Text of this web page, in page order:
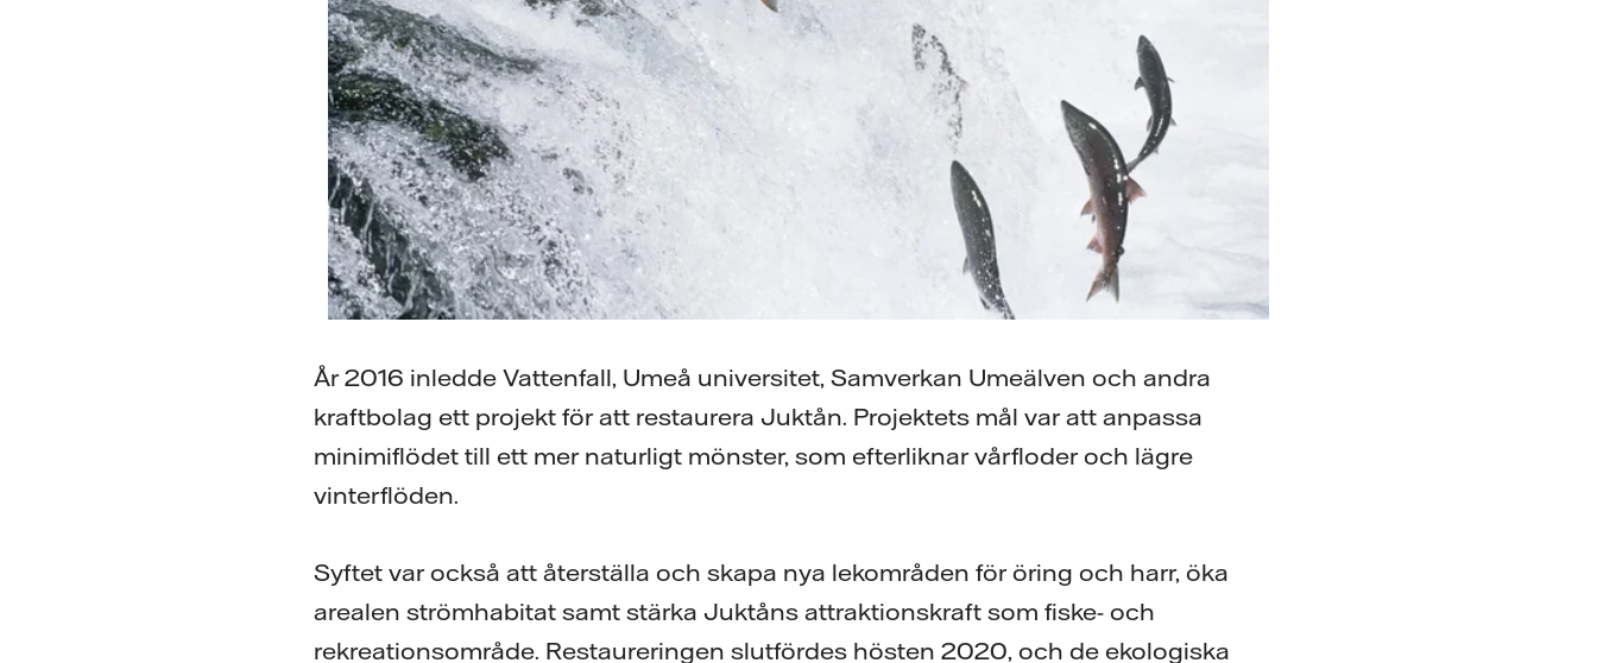
År 2016 inledde Vattenfall, Umeå universitet, Samverkan Umeälven och andra
kraftbolag ett projekt för att restaurera Juktån. Projektets mål var att anpassa
minimiflödet till ett mer naturligt mönster, som efterliknar vårfloder och lägre
vinterflöden.
Syftet var också att återställa och skapa nya lekområden för öring och harr, öka
arealen strömhabitat samt stärka Juktåns attraktionskraft som fiske- och
rekreationsområde. Restaureringen slutfördes hösten 2020, och de ekologiska